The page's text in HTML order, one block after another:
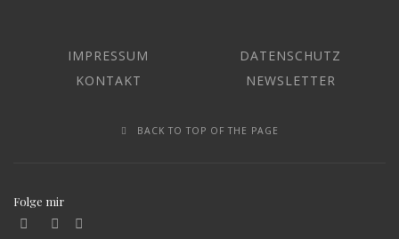
IMPRESSUM
DATENSCHUTZ
KONTAKT
NEWSLETTER
BACK TO TOP OF THE PAGE
Folge mir